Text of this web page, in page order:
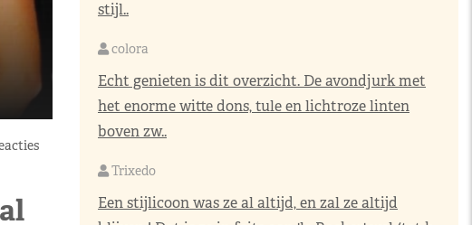
stijl..
colora
Echt genieten is dit overzicht. De avondjurk met
het enorme witte dons, tule en lichtroze linten
boven zw..
Trixedo
Een stijlicoon was ze al altijd, en zal ze altijd